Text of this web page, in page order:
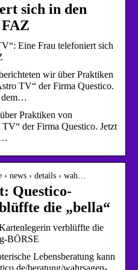
sich in den
Eine Frau telefoniert sich
wir über Praktiken
TV“ der Firma Questico.
dem…
Praktiken von
der Firma Questico. Jetzt
news › details › wah…
Questico-
die „bella“
verblüffte die
BÖRSE
Lebensberatung kann
beratung/wahrsagen-